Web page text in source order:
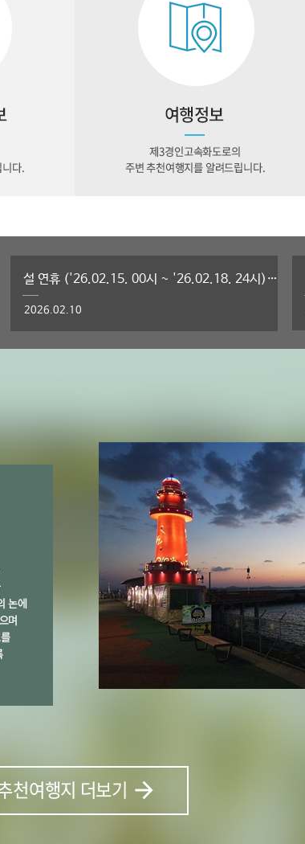
설 연휴 ('26.02.15. 00시 ~ '26.02.18. 24시) 경기도 민자도로 무료통행 실시 알림
2026.02.10
[공사안내] 연성 지하차도 LED등 교체 공사 실시